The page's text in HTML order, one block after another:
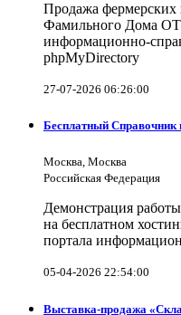
Продажа фермерских
Фамильного Дома
информационно-
phpMyDirectory
27-07-2026 06:26:00
Бесплатный Справочник
Москва, Москва
Российская Федерация
Демонстрация
на бесплатном
портала
05-04-2026 22:54:00
Выставка-продажа